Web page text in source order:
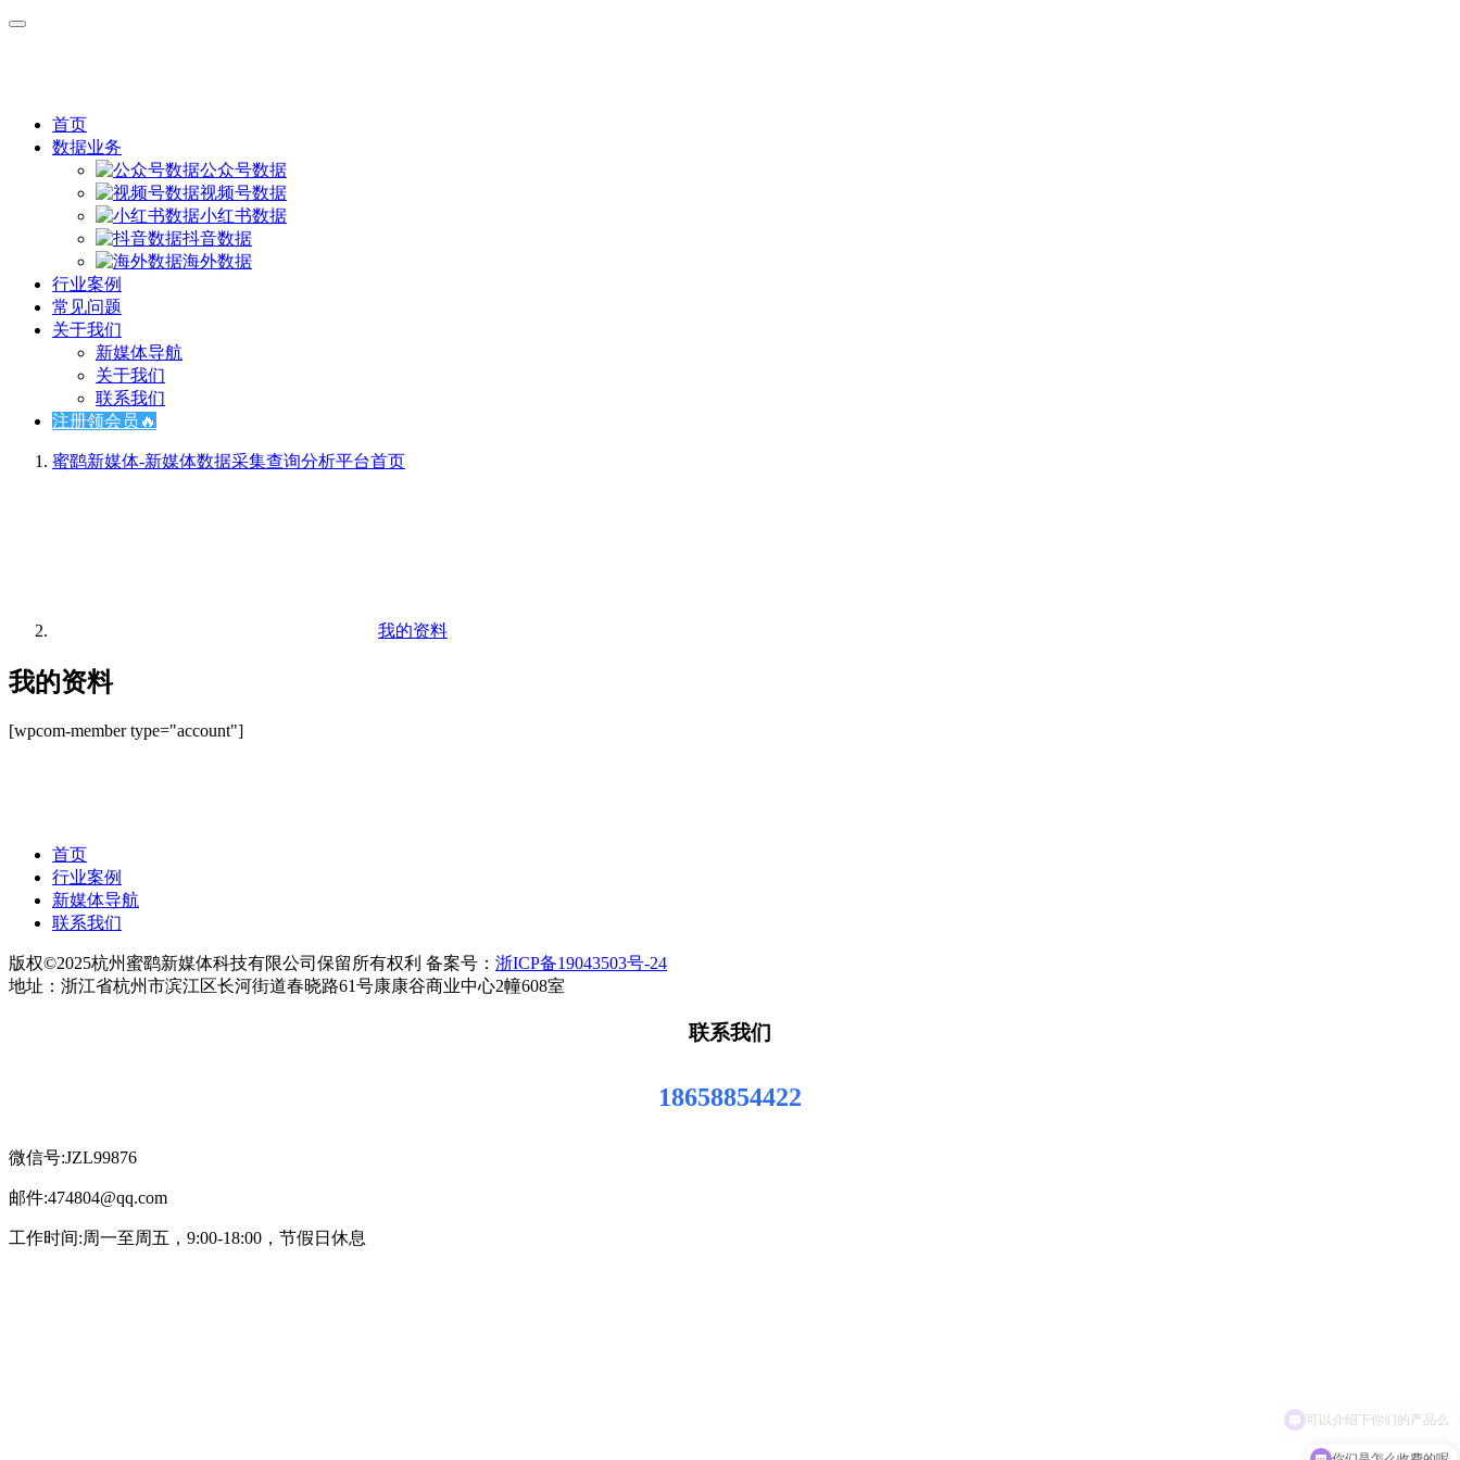
首页
数据业务
公众号数据
视频号数据
小红书数据
抖音数据
海外数据
行业案例
常见问题
关于我们
新媒体导航
关于我们
联系我们
注册领会员🔥
蜜鹞新媒体-新媒体数据采集查询分析平台首页
我的资料
我的资料
[wpcom-member type="account"]
首页
行业案例
新媒体导航
联系我们
版权©2025杭州蜜鹞新媒体科技有限公司保留所有权利 备案号： 浙ICP备19043503号-24
地址：浙江省杭州市滨江区长河街道春晓路61号康康谷商业中心2幢608室
联系我们
18658854422
微信号:JZL99876
邮件:474804@qq.com
工作时间:周一至周五，9:00-18:00，节假日休息
可以介绍下你们的产品么
你们是怎么收费的呢